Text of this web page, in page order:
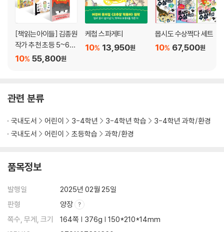
[책읽는아이들] 김종원
작가 추천 초등 5~6학
년 세트55,800원
10%
케첩 스파게티
13,950원
10%
몹시도 수상쩍다 세트
67,500원
10%
관련 분류
국내도서 어린이 3-4학년 3-4학년 학습
3-4학년 과학/환경
국내도서
어린이 초등학습 과학/환경
품목정보
발행일
2025년 02월 25일
판형
양장
쪽수, 무게, 크기
164쪽 | 376g | 150*210*14mm